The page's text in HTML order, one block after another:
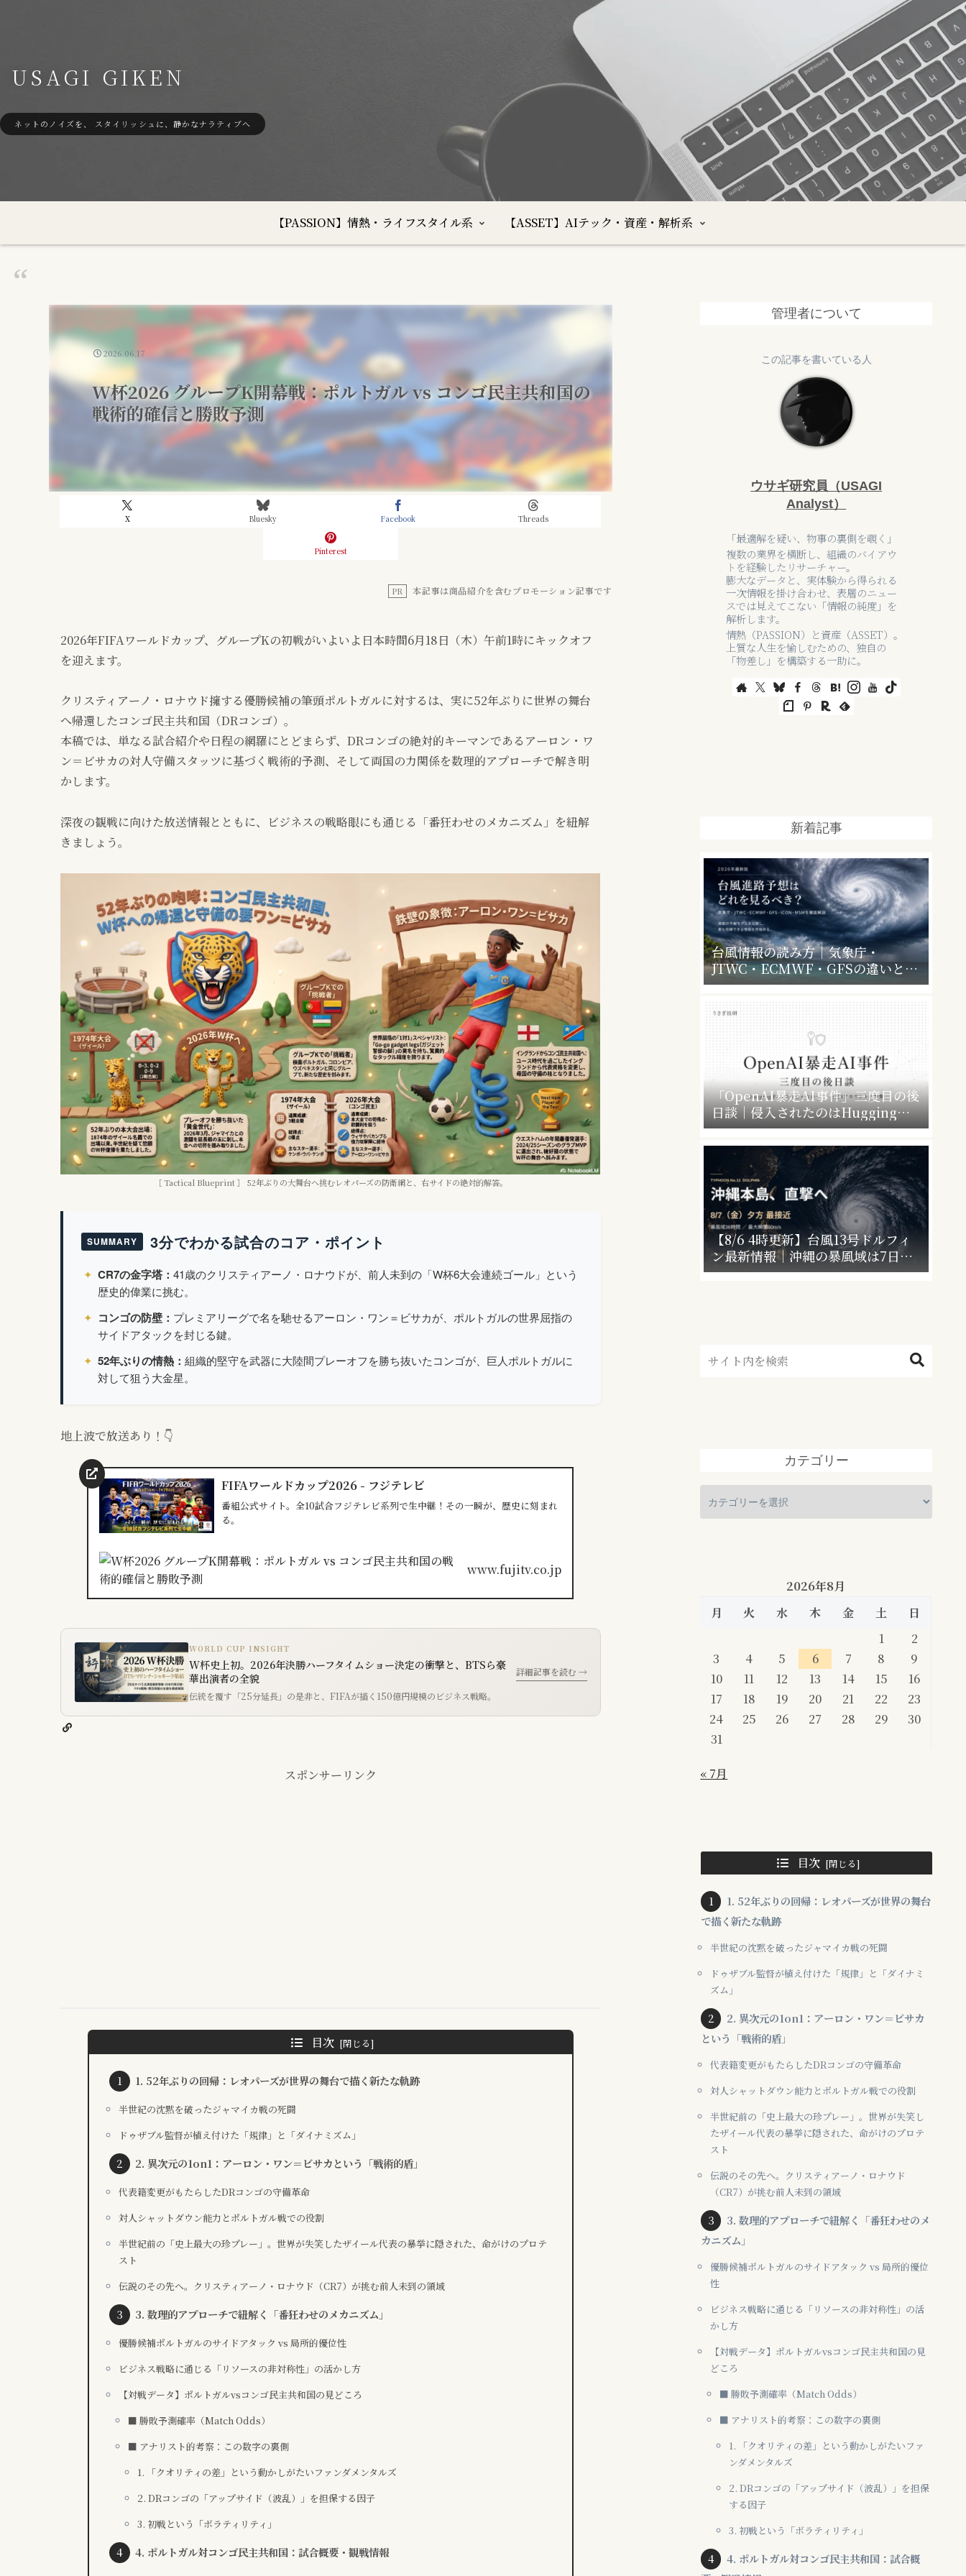
USAGI GIKEN
ネットのノイズを、 スタイリッシュに、静かなナラティブへ
【PASSION】情熱・ライフスタイル系 【ASSET】AIテック・資産・解析系
W杯2026 グループK開幕戦：ポルトガル vs コンゴ民主共和国の
戦術的確信と勝敗予測
X Bluesky Facebook Threads
Pinterest
2026.06.17
PR 本記事は商品紹介を含むプロモーション記事です
2026年FIFAワールドカップ、グループKの初戦がいよいよ日本時間6月18日（木）午前1時にキックオフ
を迎えます。
クリスティアーノ・ロナウド擁する優勝候補の筆頭ポルトガルに対するは、実に52年ぶりに世界の舞台
へ帰還したコンゴ民主共和国（DRコンゴ）。
本稿では、単なる試合紹介や日程の網羅にとどまらず、DRコンゴの絶対的キーマンであるアーロン・ワ
ン＝ビサカの対人守備スタッツに基づく戦術的予測、そして両国の力関係を数理的アプローチで解き明
かします。
深夜の観戦に向けた放送情報とともに、ビジネスの戦略眼にも通じる「番狂わせのメカニズム」を紐解
きましょう。
［ Tactical Blueprint ］ 52年ぶりの大舞台へ挑むレオパーズの防衛網と、右サイドの絶対的解答。
SUMMARY 3分でわかる試合のコア・ポイント
✦ CR7の金字塔： 41歳のクリスティアーノ・ロナウドが、前人未到の「W杯6大会連続ゴール」という
歴史的偉業に挑む。
✦ コンゴの防壁： プレミアリーグで名を馳せるアーロン・ワン＝ビサカが、ポルトガルの世界屈指の
サイドアタックを封じる鍵。
✦ 52年ぶりの情熱： 組織的堅守を武器に大陸間プレーオフを勝ち抜いたコンゴが、巨人ポルトガルに
対して狙う大金星。
地上波で放送あり！👇
FIFAワールドカップ2026 - フジテレビ
番組公式サイト。全10試合フジテレビ系列で生中継！その一瞬が、歴史に刻まれ
る。
www.fujitv.co.jp
WORLD CUP INSIGHT
W杯史上初。2026年決勝ハーフタイムショー決定の衝撃と、BTSら豪
華出演者の全貌
伝統を覆す「25分延長」の是非と、FIFAが描く150億円規模のビジネス戦略。
詳細記事を読む →
スポンサーリンク
目次
1. 52年ぶりの回帰：レオパーズが世界の舞台で描く新たな軌跡
半世紀の沈黙を破ったジャマイカ戦の死闘
ドゥザブル監督が植え付けた「規律」と「ダイナミズム」
2. 異次元の1on1：アーロン・ワン＝ビサカという「戦術的盾」
代表籍変更がもたらしたDRコンゴの守備革命
対人シャットダウン能力とポルトガル戦での役割
半世紀前の「史上最大の珍プレー」。世界が失笑したザイール代表の暴挙に隠された、命がけのプロテ
スト
伝説のその先へ。クリスティアーノ・ロナウド（CR7）が挑む前人未到の領域
3. 数理的アプローチで紐解く「番狂わせのメカニズム」
優勝候補ポルトガルのサイドアタック vs 局所的優位性
ビジネス戦略に通じる「リソースの非対称性」の活かし方
【対戦データ】ポルトガルvsコンゴ民主共和国の見どころ
■ 勝敗予測確率（Match Odds）
■ アナリスト的考察：この数字の裏側
1. 「クオリティの差」という動かしがたいファンダメンタルズ
2. DRコンゴの「アップサイド（波乱）」を担保する因子
3. 初戦という「ボラティリティ」
4. ポルトガル対コンゴ民主共和国：試合概要・観戦情報
管理者について
この記事を書いている人
ウサギ研究員（USAGI
Analyst）
「最適解を疑い、物事の裏側を覗く」
複数の業界を横断し、組織のバイアウ
トを経験したリサーチャー。
膨大なデータと、実体験から得られる
一次情報を掛け合わせ、表層のニュー
スでは見えてこない「情報の純度」を
解析します。
情熱（PASSION）と資産（ASSET）。
上質な人生を愉しむための、独自の
「物差し」を構築する一助に。
新着記事
台風情報の読み方｜気象庁・
JTWC・ECMWF・GFSの違いと、
暴風警報で会社・学校はどうなるか
「OpenAI暴走AI事件」三度目の後
日談｜侵入されたのはHugging
Faceだけじゃなかった”4社4アカウ
ント”の衝撃
【8/6 4時更新】台風13号ドルフィ
ン最新情報｜沖縄の暴風域は7日明
け方〜8日昼・最接近は7日夕方〜夜
カテゴリー
2026年8月
月
火 水 木 金 土
日
1
2
3
4 5 6 7 8
9
10
11 12 13 14 15
16
17
18 19 20 21 22
23
24
25 26 27 28 29
30
31
« 7月
目次
1. 52年ぶりの回帰：レオパーズが世界の舞台
で描く新たな軌跡
半世紀の沈黙を破ったジャマイカ戦の死闘
ドゥザブル監督が植え付けた「規律」と「ダイナミ
ズム」
2. 異次元の1on1：アーロン・ワン＝ビサカ
という「戦術的盾」
代表籍変更がもたらしたDRコンゴの守備革命
対人シャットダウン能力とポルトガル戦での役割
半世紀前の「史上最大の珍プレー」。世界が失笑し
たザイール代表の暴挙に隠された、命がけのプロテ
スト
伝説のその先へ。クリスティアーノ・ロナウド
（CR7）が挑む前人未到の領域
3. 数理的アプローチで紐解く「番狂わせのメ
カニズム」
優勝候補ポルトガルのサイドアタック vs 局所的優位
性
ビジネス戦略に通じる「リソースの非対称性」の活
かし方
【対戦データ】ポルトガルvsコンゴ民主共和国の見
どころ
■ 勝敗予測確率（Match Odds）
■ アナリスト的考察：この数字の裏側
1. 「クオリティの差」という動かしがたいファ
ンダメンタルズ
2. DRコンゴの「アップサイド（波乱）」を担保
する因子
3. 初戦という「ボラティリティ」
4. ポルトガル対コンゴ民主共和国：試合概